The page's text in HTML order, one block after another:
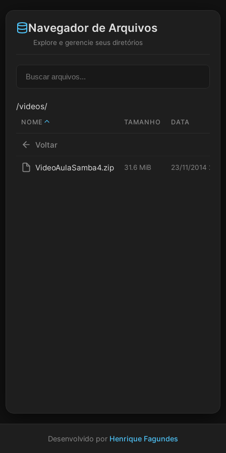
Navegador de Arquivos
Explore e gerencie seus diretórios
/videos/
NOME TAMANHO DATA
Voltar
VideoAulaSamba4.zip 31.6 MiB 23/11/2014
Desenvolvido por Henrique Fagundes